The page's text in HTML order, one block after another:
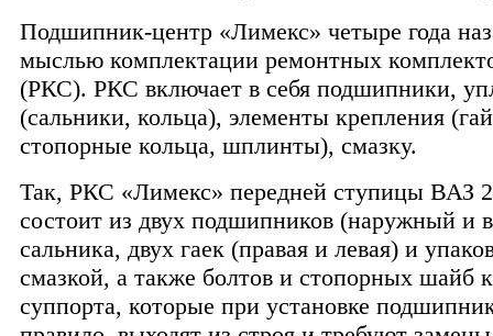
Подшипник-центр «Лимекс» четыре года
мыслью комплектации ремонтных
(РКС). РКС включает в себя подшипники,
(сальники, кольца), элементы крепления
стопорные кольца, шплинты), смазку.
Так, РКС «Лимекс» передней ступицы ВАЗ
состоит из двух подшипников (наружный и
сальника, двух гаек (правая и левая) и
смазкой, а также болтов и стопорных шайб
суппорта, которые при установке